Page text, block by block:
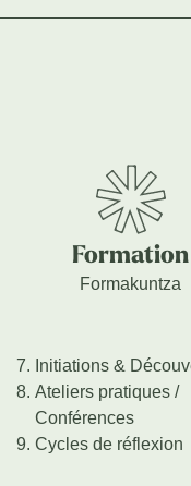
Formation
Formakuntza
Initiations &
Ateliers pratiques /
Conférences
Cycles de réflexion